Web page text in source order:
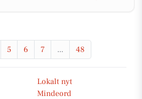
5 6 7 ... 48
Lokalt nyt
Mindeord